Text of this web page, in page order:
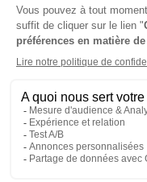
Présentation du
Finistère (Le
L’Hebdo du Finistère,
Progrès de
d’actualité locale
il raconte la vie du